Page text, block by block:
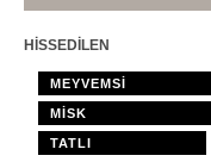
HİSSEDİLEN
MEYVEMSİ
MİSK
TATLI